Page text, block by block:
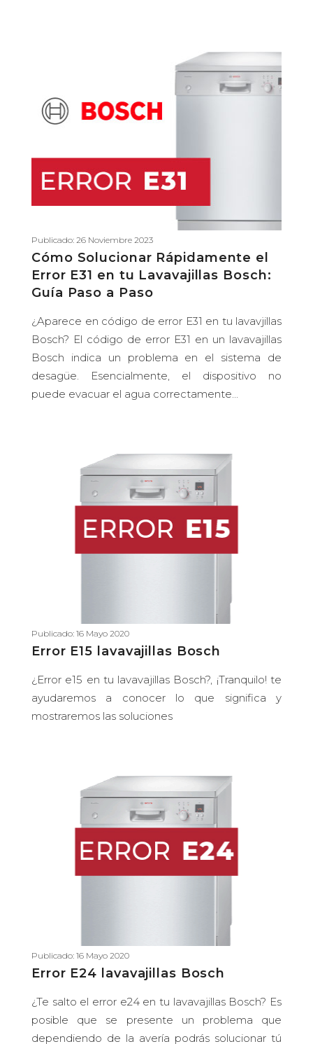
Publicado: 26 Noviembre 2023
Cómo Solucionar Rápidamente el
Error E31 en tu Lavavajillas Bosch:
Guía Paso a Paso
¿Aparece en código de error E31 en tu lavavjillas
Bosch? El código de error E31 en un lavavajillas
Bosch indica un problema en el sistema de
desagüe. Esencialmente, el dispositivo no
puede evacuar el agua correctamente...
Publicado: 16 Mayo 2020
Error E15 lavavajillas Bosch
¿Error e15 en tu lavavajillas Bosch?, ¡Tranquilo! te
ayudaremos a conocer lo que significa y
mostraremos las soluciones
Publicado: 16 Mayo 2020
Error E24 lavavajillas Bosch
¿Te salto el error e24 en tu lavavajillas Bosch? Es
posible que se presente un problema que
dependiendo de la avería podrás solucionar tú